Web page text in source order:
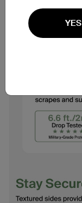
YES